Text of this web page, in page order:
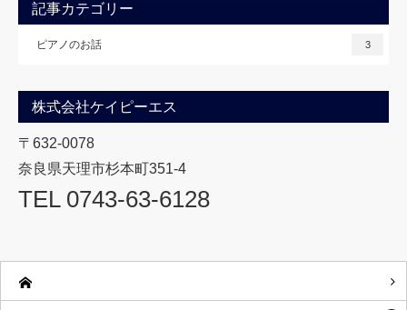
記事カテゴリー
ピアノのお話 3
株式会社ケイピーエス
〒632-0078
奈良県天理市杉本町351-4
TEL 0743-63-6128